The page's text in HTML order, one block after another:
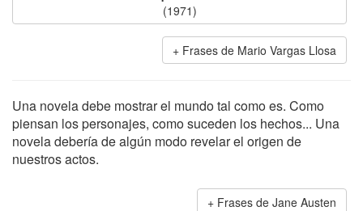
(1971)
Frases de Mario Vargas Llosa
Una novela debe mostrar el mundo tal como es. Como
piensan los personajes, como suceden los hechos... Una
novela debería de algún modo revelar el origen de
nuestros actos.
Frases de Jane Austen